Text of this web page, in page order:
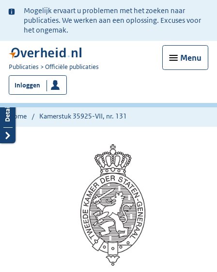
Ter
informatie:
Mogelijk ervaart u problemen met het zoeken naar
publicaties. We werken aan een oplossing. Excuses voor
het ongemak.
Menu
U
bent
nu
hier:
Publicaties Officiële publicaties
Inloggen
Home Kamerstuk 35925-VII, nr. 131